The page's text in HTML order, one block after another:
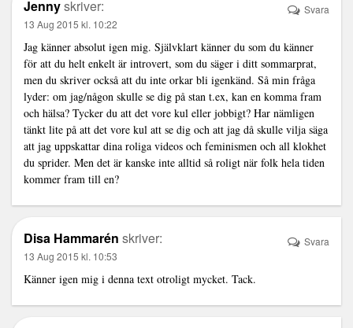
Jennyskriver:
13 Aug 2015 kl. 10:22
Jag känner absolut igen mig. Självklart känner du som du känner
för att du helt enkelt är introvert, som du säger i ditt sommarprat,
men du skriver också att du inte orkar bli igenkänd. Så min fråga
lyder: om jag/någon skulle se dig på stan t.ex, kan en komma fram
och hälsa? Tycker du att det vore kul eller jobbigt? Har nämligen
tänkt lite på att det vore kul att se dig och att jag då skulle vilja säga
att jag uppskattar dina roliga videos och feminismen och all klokhet
du sprider. Men det är kanske inte alltid så roligt när folk hela tiden
kommer fram till en?
Svara
Disa Hammarén skriver:
13 Aug 2015 kl. 10:53
Känner igen mig i denna text otroligt mycket. Tack.
Svara